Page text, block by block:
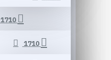
1710
1710